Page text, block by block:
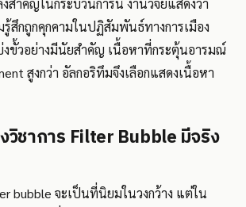
สำคัญในกระบวนการนี้ งานวิจัยแสดงว่า
รู้สึกถูกคุกคามในปฏิสัมพันธ์ทางการเมือง
ขั้วอย่างมีนัยสำคัญ เนื้อหาที่กระตุ้นอารมณ์
สูงกว่า อัลกอริทึมจึงเลือกแสดงเนื้อหา
วิชาการ Filter Bubble มีจริง
bubble จะเป็นที่นิยมในวงกว้าง แต่ใน